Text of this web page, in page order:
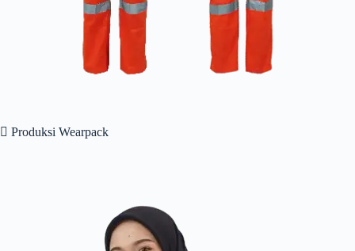
 Produksi Wearpack